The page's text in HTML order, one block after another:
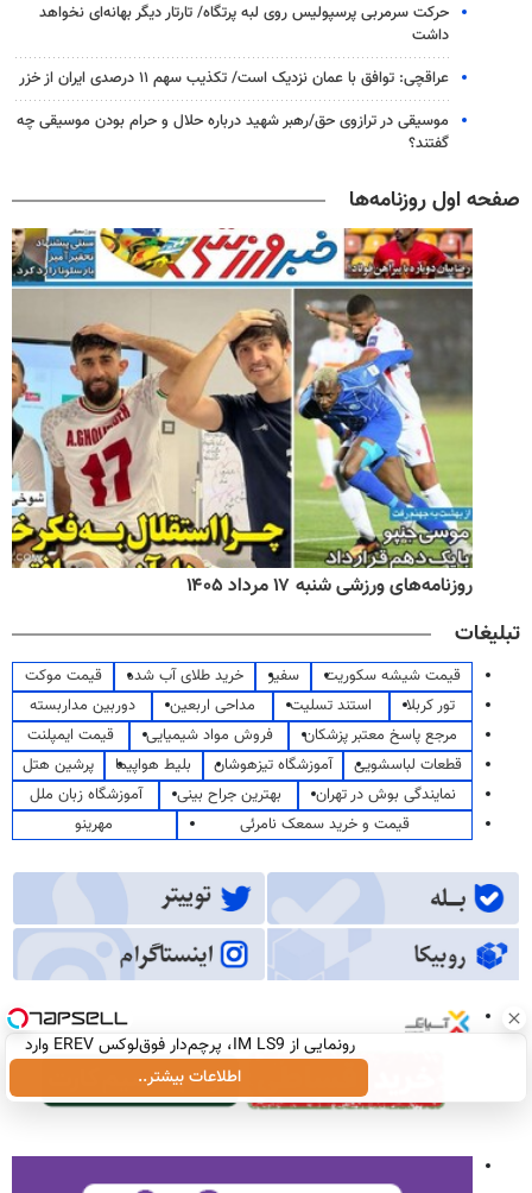
حرکت سرمربی پرسپولیس روی لبه پرتگاه/ تارتار دیگر بهانه‌ای نخواهد
داشت
عراقچی: توافق با عمان نزدیک است/ تکذیب سهم ۱۱ درصدی ایران از خزر
موسیقی در ترازوی حق/رهبر شهید درباره حلال و حرام بودن موسیقی چه
گفتند؟
صفحه اول روزنامه‌ها
روزنامه‌های ورزشی شنبه ۱۷ مرداد ۱۴۰۵
تبلیغات
قیمت شیشه سکوریت سفیر خرید طلای آب شده
قیمت موکت
تور کربلا
استند تسلیت مداحی اربعین
دوربین مداربسته
مرجع پاسخ معتبر پزشکان
فروش مواد شیمیایی
قیمت ایمپلنت
قطعات لباسشویی
آموزشگاه تیزهوشان بلیط هواپیما
پرشین هتل
نمایندگی بوش در تهران
بهترین جراح بینی
آموزشگاه زبان ملل
قیمت و خرید سمعک نامرئی
مهرینو
رونمایی از IM LS9، پرچم‌دار فوق‌لوکس EREV وارد
بازار ایران شد
اطلاعات بیشتر..